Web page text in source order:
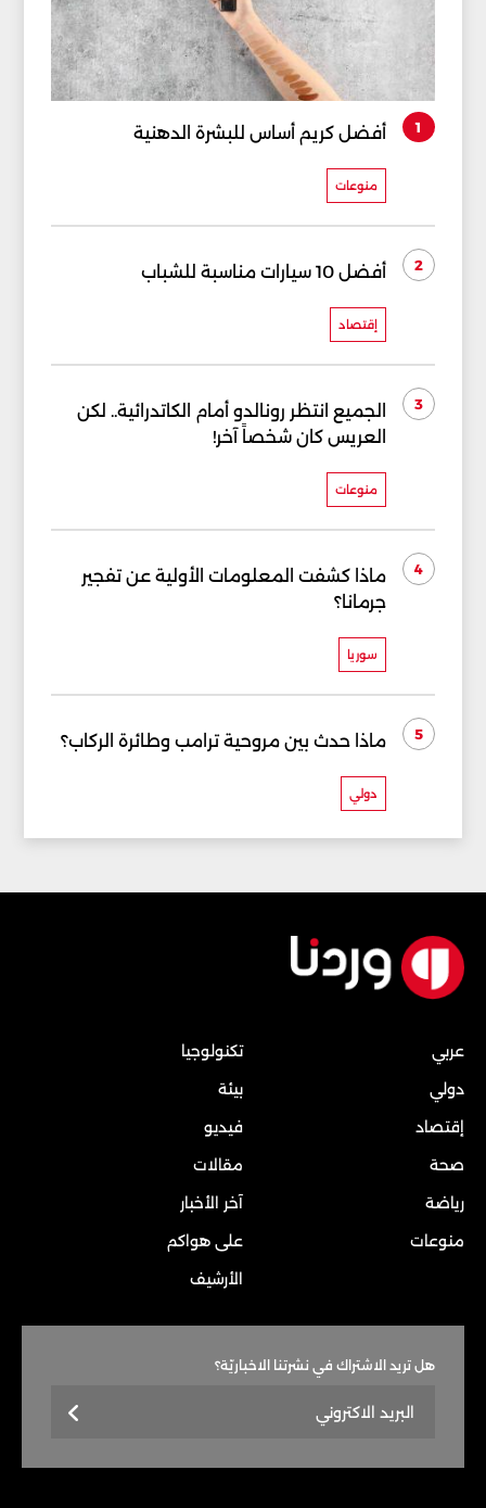
1 أفضل كريم أساس للبشرة الدهنية
منوعات
2 أفضل 10 سيارات مناسبة للشباب
إقتصاد
3
الجميع انتظر رونالدو أمام الكاتدرائية.. لكن
العريس كان شخصاً آخر!
منوعات
4
ماذا كشفت المعلومات الأولية عن تفجير
جرمانا؟
سوريا
5 ماذا حدث بين مروحية ترامب وطائرة الركاب؟
دولي
عربي
دولي
إقتصاد
صحة
رياضة
منوعات
تكنولوجيا
بيئة
فيديو
مقالات
آخر الأخبار
على هواكم
الأرشيف
هل تريد الاشتراك في نشرتنا الاخباريّة؟